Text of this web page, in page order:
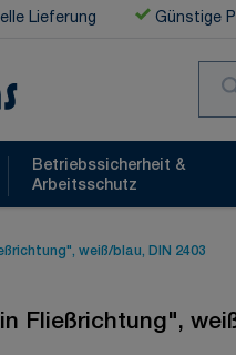
Lieferung Günstige
Betriebssicherheit &
Arbeitsschutz
weiß/blau, DIN 2403
Fließrichtung",